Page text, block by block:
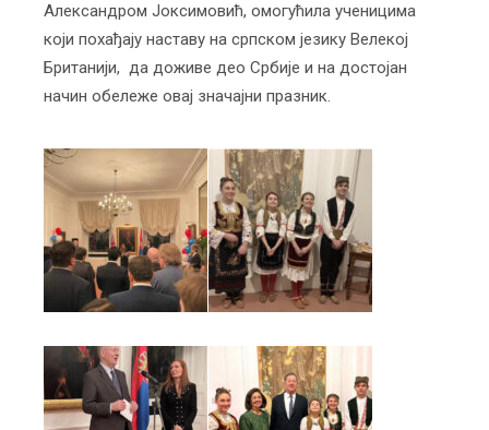
Александром Јоксимовић, омогућила ученицима
који похађају наставу на српском језику Велекој
Британији, да доживе део Србије и на достојан
начин обележе овај значајни празник.